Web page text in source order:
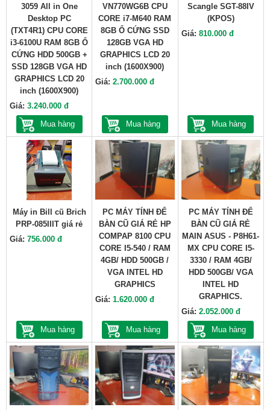
3059 All in One
Desktop PC
(TXT4R1) CPU CORE
i3-6100U RAM 8GB Ổ
CỨNG HDD 500GB +
SSD 128GB VGA HD
GRAPHICS LCD 20
inch (1600X900)
Giá: 3.240.000 đ
Mua hàng
VN770WG6B CPU
CORE i7-M640 RAM
8GB Ổ CỨNG SSD
128GB VGA HD
GRAPHICS LCD 20
inch (1600X900)
Giá:2.700.000 đ
Mua hàng
Scangle SGT-88IV
(KPOS)
Giá: 810.000 đ
Mua hàng
Máy in Bill cũ Brich
PRP-085IIIT giá rẻ
Giá: 756.000 đ
Mua hàng
PC MÁY TÍNH ĐỂ
BÀN CŨ GIÁ RẺ HP
COMPAP 8100 CPU
CORE I5-540 / RAM
4GB/ HDD 500GB /
VGA INTEL HD
GRAPHICS
Giá:1.620.000 đ
Mua hàng
PC MÁY TÍNH ĐỂ
BÀN CŨ GIÁ RẺ
MAIN ASUS - P8H61-
MX CPU CORE I5-
3330 / RAM 4GB/
HDD 500GB/ VGA
INTEL HD
GRAPHICS.
Giá: 2.052.000 đ
Mua hàng